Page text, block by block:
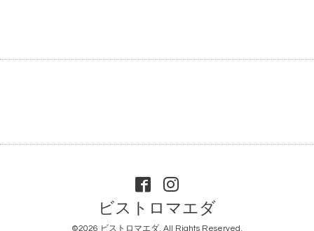
ビストロマエダ
©2026 ビストロマエダ. All Rights Reserved.